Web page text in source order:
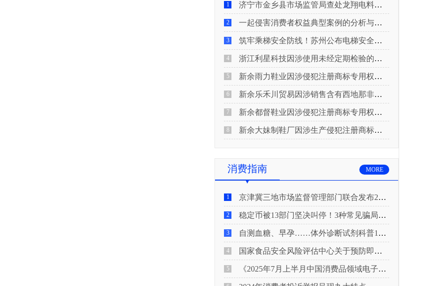
1 济宁市金乡县市场监管局查处龙翔电料批发部非法销售电线电缆案
2 一起侵害消费者权益典型案例的分析与启示
3 筑牢乘梯安全防线！苏州公布电梯安全领域典型案例
4 浙江利星科技因涉使用未经定期检验的压力管道被查
5 新余雨力鞋业因涉侵犯注册商标专用权被查
6 新余乐禾川贸易因涉销售含有西地那非的保健食品被查
7 新余都督鞋业因涉侵犯注册商标专用权被查
8 新余大妹制鞋厂因涉生产侵犯注册商标专用权的产品被查
消费指南 MORE
1 京津冀三地市场监督管理部门联合发布2026年春节期间消费提示
2 稳定币被13部门坚决叫停！3种常见骗局“套路”曝光
3 自测血糖、早孕……体外诊断试剂科普10问来了！建议收藏
4 国家食品安全风险评估中心关于预防即食真空包装肉制品肉毒中毒的风险提示
5 《2025年7月上半月中国消费品领域电子电器行业产品质量投诉分析报告》